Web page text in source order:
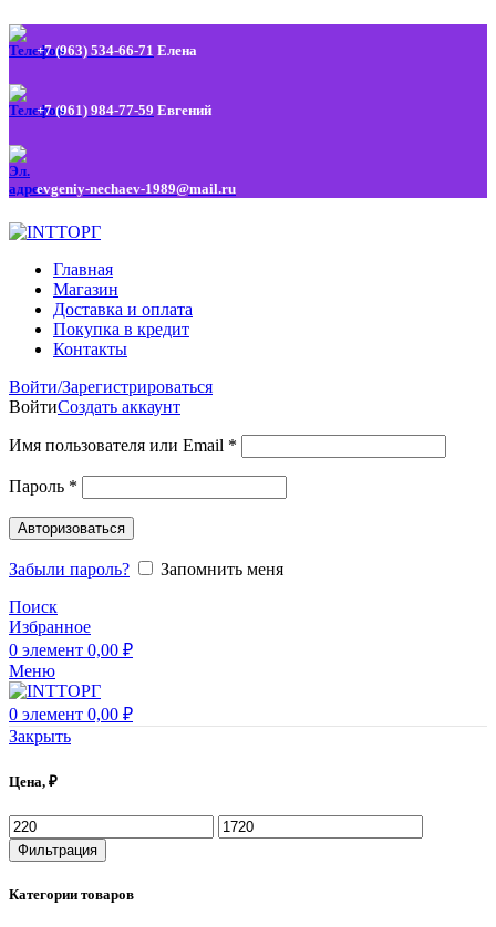
+7 (963) 534-66-71 Елена
+7 (961) 984-77-59 Евгений
evgeniy-nechaev-1989@mail.ru
Главная
Магазин
Доставка и оплата
Покупка в кредит
Контакты
Войти/Зарегистрироваться
ВойтиСоздать аккаунт
Имя пользователя или Email *
Пароль *
Авторизоваться
Забыли пароль?
Запомнить меня
Поиск
Избранное
0 элемент 0,00 ₽
Меню
0 элемент 0,00 ₽
Закрыть
Цена, ₽
Минимальная
цена
Максимальная
цена
Фильтрация
Категории товаров